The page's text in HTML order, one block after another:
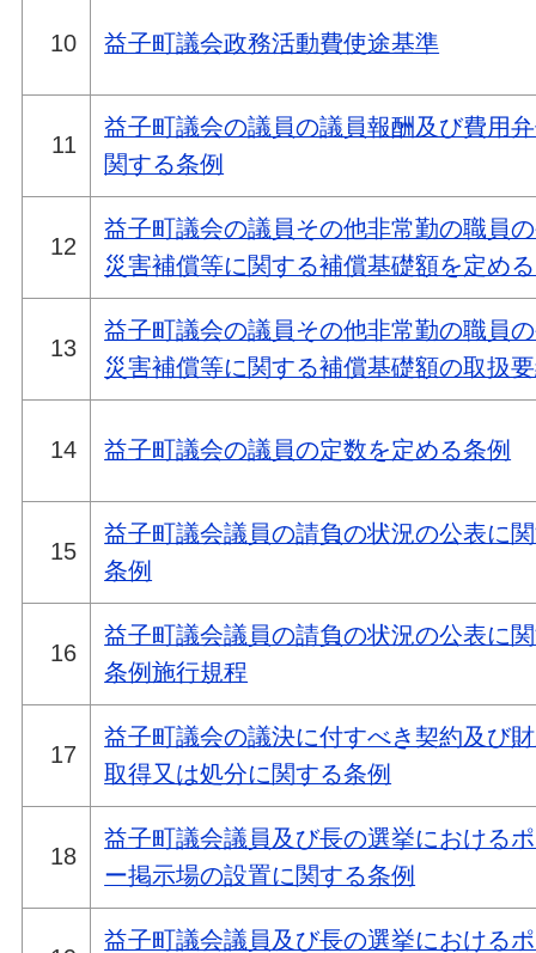
10 益子町議会政務活動費使途基準
11
益子町議会の議員の議員報酬及び費用
関する条例
12
益子町議会の議員その他非常勤の職員
災害補償等に関する補償基礎額を定め
13
益子町議会の議員その他非常勤の職員
災害補償等に関する補償基礎額の取扱
14 益子町議会の議員の定数を定める条例
15
益子町議会議員の請負の状況の公表に
条例
16
益子町議会議員の請負の状況の公表に
条例施行規程
17
益子町議会の議決に付すべき契約及び
取得又は処分に関する条例
18
益子町議会議員及び長の選挙における
ー掲示場の設置に関する条例
益子町議会議員及び長の選挙における